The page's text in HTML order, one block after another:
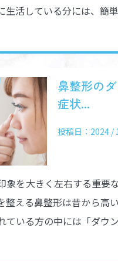
生活している分には、簡
鼻整形の
症状...
投稿日：2024 /
象を大きく左右する重要
整える鼻整形は昔から高
ている方の中には「ダウ